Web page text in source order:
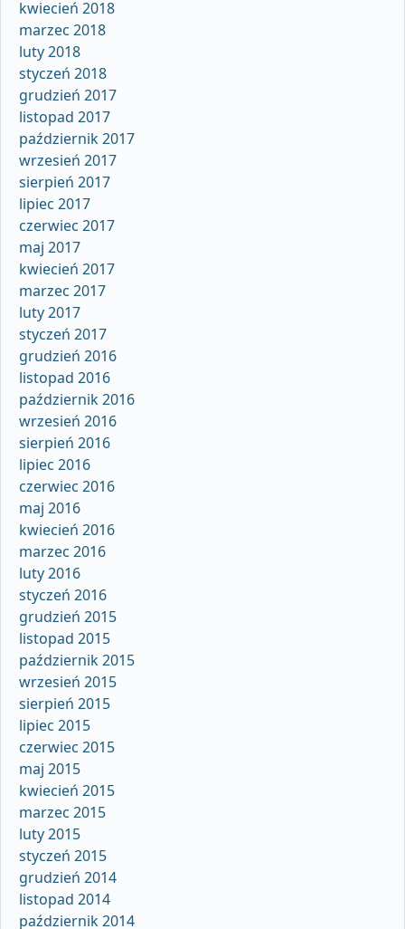
kwiecień 2018
marzec 2018
luty 2018
styczeń 2018
grudzień 2017
listopad 2017
październik 2017
wrzesień 2017
sierpień 2017
lipiec 2017
czerwiec 2017
maj 2017
kwiecień 2017
marzec 2017
luty 2017
styczeń 2017
grudzień 2016
listopad 2016
październik 2016
wrzesień 2016
sierpień 2016
lipiec 2016
czerwiec 2016
maj 2016
kwiecień 2016
marzec 2016
luty 2016
styczeń 2016
grudzień 2015
listopad 2015
październik 2015
wrzesień 2015
sierpień 2015
lipiec 2015
czerwiec 2015
maj 2015
kwiecień 2015
marzec 2015
luty 2015
styczeń 2015
grudzień 2014
listopad 2014
październik 2014